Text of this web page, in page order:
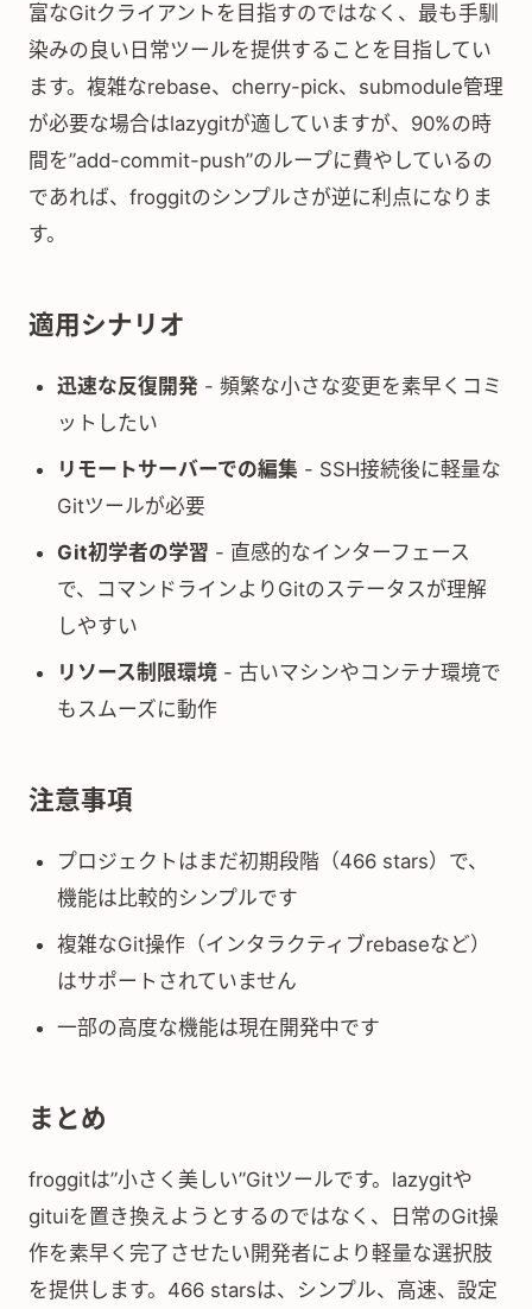
富なGitクライアントを目指すのではなく、最も手馴
染みの良い日常ツールを提供することを目指してい
ます。複雑なrebase、cherry-pick、submodule管理
が必要な場合はlazygitが適していますが、90%の時
間を”add-commit-push”のループに費やしているの
であれば、froggitのシンプルさが逆に利点になりま
す。
適用シナリオ
迅速な反復開発 - 頻繁な小さな変更を素早くコミ
ットしたい
リモートサーバーでの編集 - SSH接続後に軽量な
Gitツールが必要
Git初学者の学習 - 直感的なインターフェース
で、コマンドラインよりGitのステータスが理解
しやすい
リソース制限環境 - 古いマシンやコンテナ環境で
もスムーズに動作
注意事項
プロジェクトはまだ初期段階（466 stars）で、
機能は比較的シンプルです
複雑なGit操作（インタラクティブrebaseなど）
はサポートされていません
一部の高度な機能は現在開発中です
まとめ
froggitは”小さく美しい”Gitツールです。lazygitや
gituiを置き換えようとするのではなく、日常のGit操
作を素早く完了させたい開発者により軽量な選択肢
を提供します。466 starsは、シンプル、高速、設定